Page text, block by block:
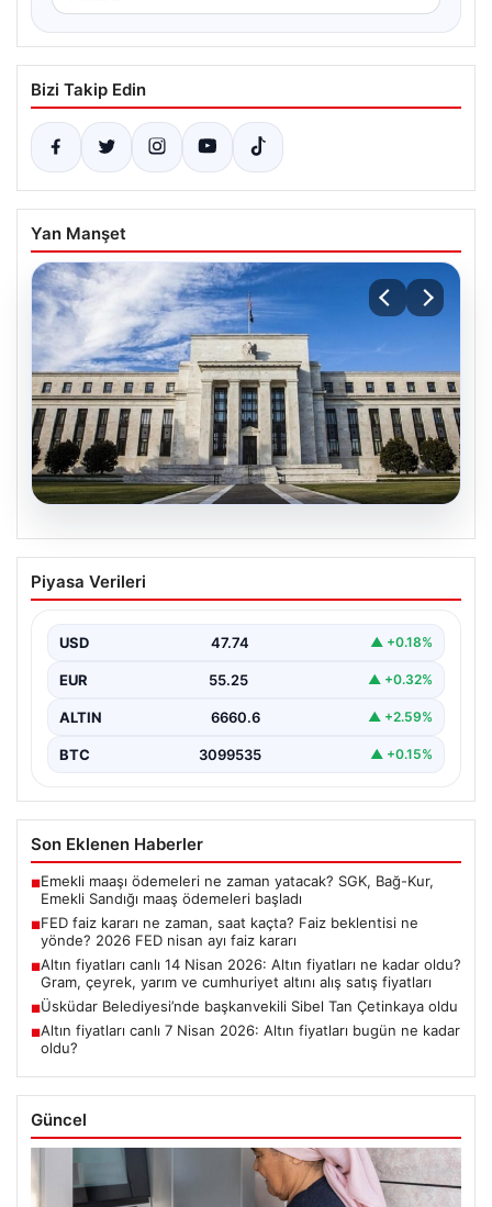
Bizi Takip Edin
Yan Manşet
FED faiz kararı ne zaman, saat kaçta?
Faiz beklentisi ne yönde? 2026 FED
Piyasa Verileri
USD 47.74 ▲ +0.18%
EUR 55.25 ▲ +0.32%
ALTIN 6660.6 ▲ +2.59%
BTC 3099535 ▲ +0.15%
Son Eklenen Haberler
■Emekli maaşı ödemeleri ne zaman yatacak? SGK, Bağ-Kur,
Emekli Sandığı maaş ödemeleri başladı
■FED faiz kararı ne zaman, saat kaçta? Faiz beklentisi ne
yönde? 2026 FED nisan ayı faiz kararı
■Altın fiyatları canlı 14 Nisan 2026: Altın fiyatları ne kadar oldu?
Gram, çeyrek, yarım ve cumhuriyet altını alış satış fiyatları
■Üsküdar Belediyesi’nde başkanvekili Sibel Tan Çetinkaya oldu
■Altın fiyatları canlı 7 Nisan 2026: Altın fiyatları bugün ne kadar
oldu?
Güncel